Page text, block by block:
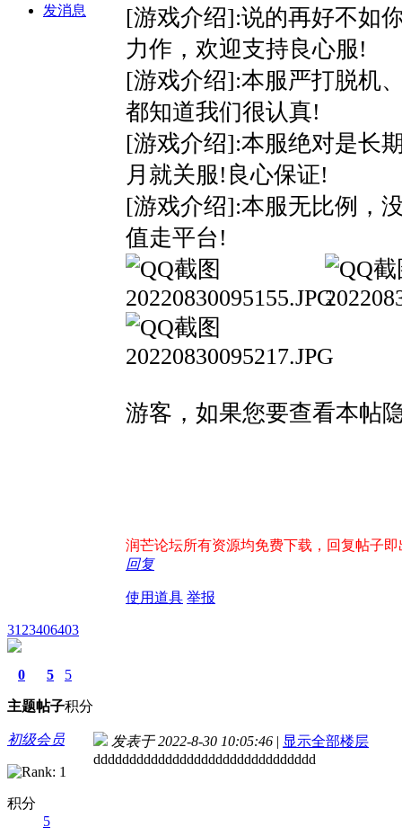
发消息
[游戏介绍]:说的再好不如
力作，欢迎支持良心服!
[游戏介绍]:本服严打脱机
都知道我们很认真!
[游戏介绍]:本服绝对是长
月就关服!良心保证!
[游戏介绍]:本服无比例，
值走平台!
游客，如果您要查看本帖
润芒论坛所有资源均免费下载，回复帖子即
回复
使用道具 举报
3123406403
0
主题
5
帖子
5
积分
初级会员
积分
5
发表于 2022-8-30 10:05:46 | 显示全部楼层
ddddddddddddddddddddddddddddddd